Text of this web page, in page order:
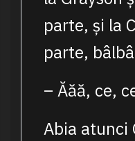
parte, și la
parte,
– Ăăă, ce,
Abia atunci